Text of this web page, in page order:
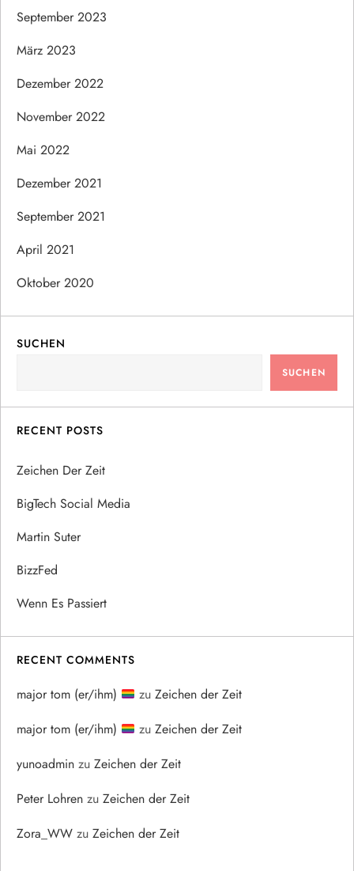
September 2023
März 2023
Dezember 2022
November 2022
Mai 2022
Dezember 2021
September 2021
April 2021
Oktober 2020
SUCHEN
SUCHEN
RECENT POSTS
Zeichen Der Zeit
BigTech Social Media
Martin Suter
BizzFed
Wenn Es Passiert
RECENT COMMENTS
major tom (er/ihm) zuZeichen der Zeit
major tom (er/ihm)
zuZeichen der Zeit
yunoadmin zu Zeichen der Zeit
Peter Lohren zu Zeichen der Zeit
Zora_WW zu Zeichen der Zeit